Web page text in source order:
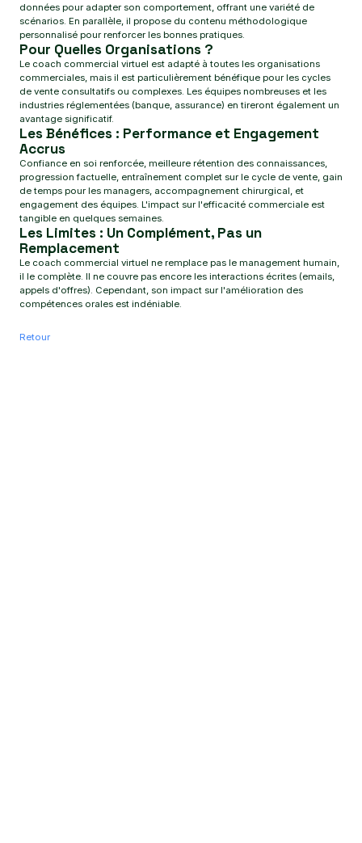
données pour adapter son comportement, offrant une variété de
scénarios. En parallèle, il propose du contenu méthodologique
personnalisé pour renforcer les bonnes pratiques.
Pour Quelles Organisations ?
Le coach commercial virtuel est adapté à toutes les organisations
commerciales, mais il est particulièrement bénéfique pour les cycles
de vente consultatifs ou complexes. Les équipes nombreuses et les
industries réglementées (banque, assurance) en tireront également un
avantage significatif.
Les Bénéfices : Performance et Engagement
Accrus
Confiance en soi renforcée, meilleure rétention des connaissances,
progression factuelle, entraînement complet sur le cycle de vente, gain
de temps pour les managers, accompagnement chirurgical, et
engagement des équipes. L'impact sur l'efficacité commerciale est
tangible en quelques semaines.
Les Limites : Un Complément, Pas un
Remplacement
Le coach commercial virtuel ne remplace pas le management humain,
il le complète. Il ne couvre pas encore les interactions écrites (emails,
appels d'offres). Cependant, son impact sur l'amélioration des
compétences orales est indéniable.
Retour